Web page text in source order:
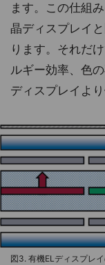
ます。この仕組
晶ディスプレイ
ります。それだ
ルギー効率、色
ディスプレイより
図3. 有機ELディスプレ